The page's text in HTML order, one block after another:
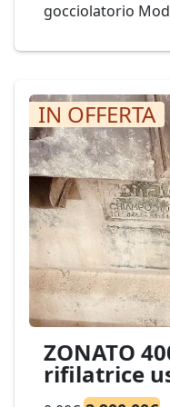
gocciolatorio Mod.
IN OFFERTA
ZONATO
rifilatrice